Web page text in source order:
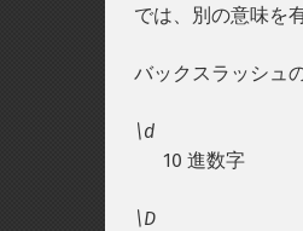
では、別の意味を
バックスラッシュ
\d
10 進数字
\D